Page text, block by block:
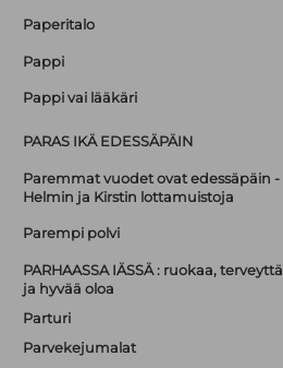
Paperitalo
Pappi
Pappi vai lääkäri
PARAS IKÄ EDESSÄPÄIN
Paremmat vuodet ovat edessäpäin -
Helmin ja Kirstin lottamuistoja
Parempi polvi
PARHAASSA IÄSSÄ : ruokaa, terveyttä
ja hyvää oloa
Parturi
Parvekejumalat